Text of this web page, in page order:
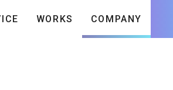
WORKS COMPANY